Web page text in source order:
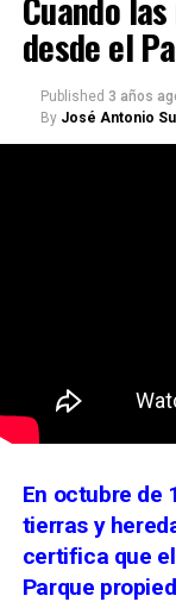
desde el
Published 3 años
By José Antonio
En octubre de
tierras y
certifica que
Parque